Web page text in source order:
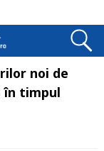
noi de
în timpul